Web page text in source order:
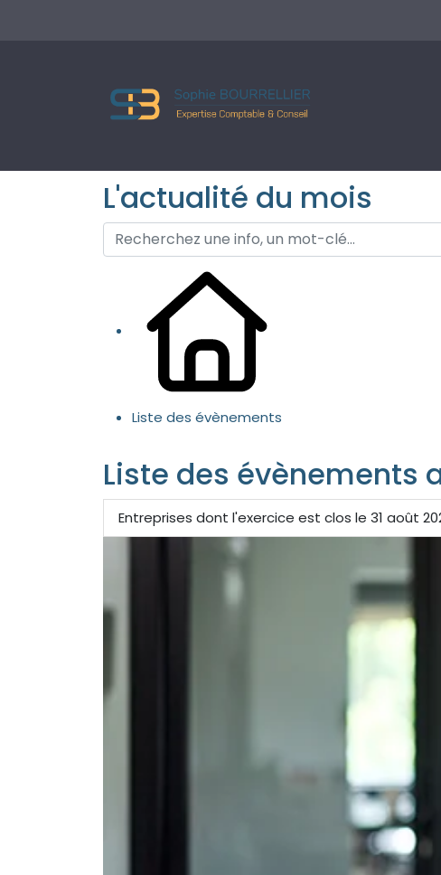
L'actualité du mois
Liste des évènements
Liste des évènements
Entreprises dont l'exercice est clos le 31 août